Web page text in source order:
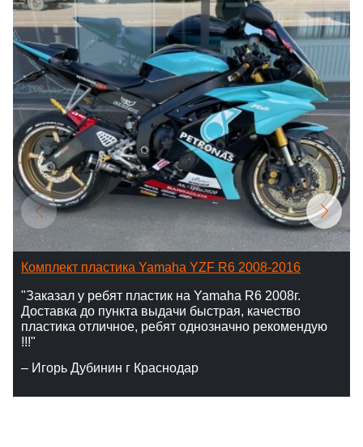
Комплект пластика Yamaha YZF R6 2008-2016
"Заказал у ребят пластик на Yamaha R6 2008г.
Доставка до пункта выдачи быстрая, качество
пластика отличное, ребят однозначно рекомендую
!!!"
– Игорь Дубинин г Краснодар